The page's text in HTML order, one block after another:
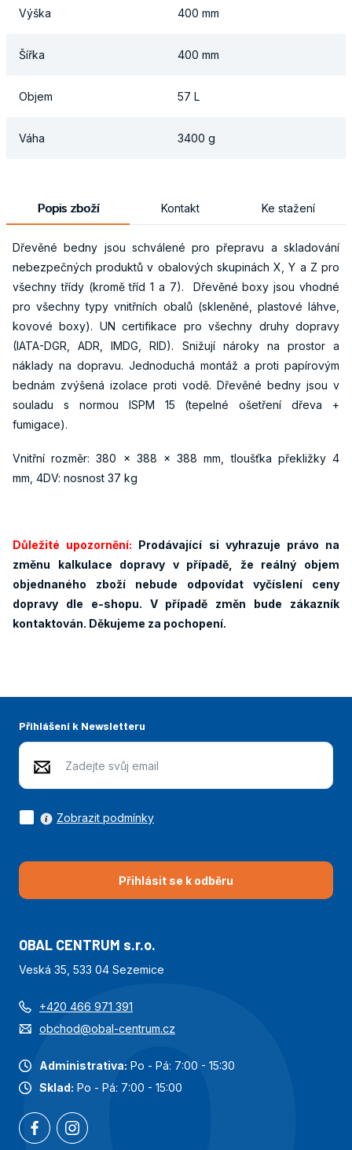
Výška 400 mm
Šířka 400 mm
Objem 57 L
Váha 3400 g
Popis zboží Kontakt Ke stažení
Dřevěné bedny jsou schválené pro přepravu a skladování
nebezpečných produktů v obalových skupinách X, Y a Z pro
všechny třídy (kromě tříd 1 a 7). Dřevěné boxy jsou vhodné
pro všechny typy vnitřních obalů (skleněné, plastové láhve,
kovové boxy). UN certifikace pro všechny druhy dopravy
(IATA-DGR, ADR, IMDG, RID). Snižují nároky na prostor a
náklady na dopravu. Jednoduchá montáž a proti papírovým
bednám zvýšená izolace proti vodě. Dřevěné bedny jsou v
souladu s normou ISPM 15 (tepelné ošetření dřeva +
fumigace).
Vnitřní rozměr: 380 x 388 x 388 mm, tloušťka překližky 4
mm, 4DV: nosnost 37 kg
Důležité upozornění: Prodávající si vyhrazuje právo na
změnu kalkulace dopravy v případě, že reálný objem
objednaného zboží nebude odpovídat vyčíslení ceny
dopravy dle e-shopu. V případě změn bude zákazník
kontaktován. Děkujeme za pochopení.
Přihlášení k Newsletteru
Přihlásit se k odběru
Zobrazit podmínky
OBAL CENTRUM s.r.o.
Veská 35, 533 04 Sezemice
+420 466 971 391
obchod@obal-centrum.cz
Administrativa: Po - Pá: 7:00 - 15:30
Sklad: Po - Pá: 7:00 - 15:00